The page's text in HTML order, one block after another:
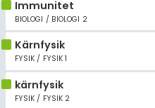
Immunitet
BIOLOGI / BIOLOGI 2
Kärnfysik
FYSIK / FYSIK 1
kärnfysik
FYSIK / FYSIK 2